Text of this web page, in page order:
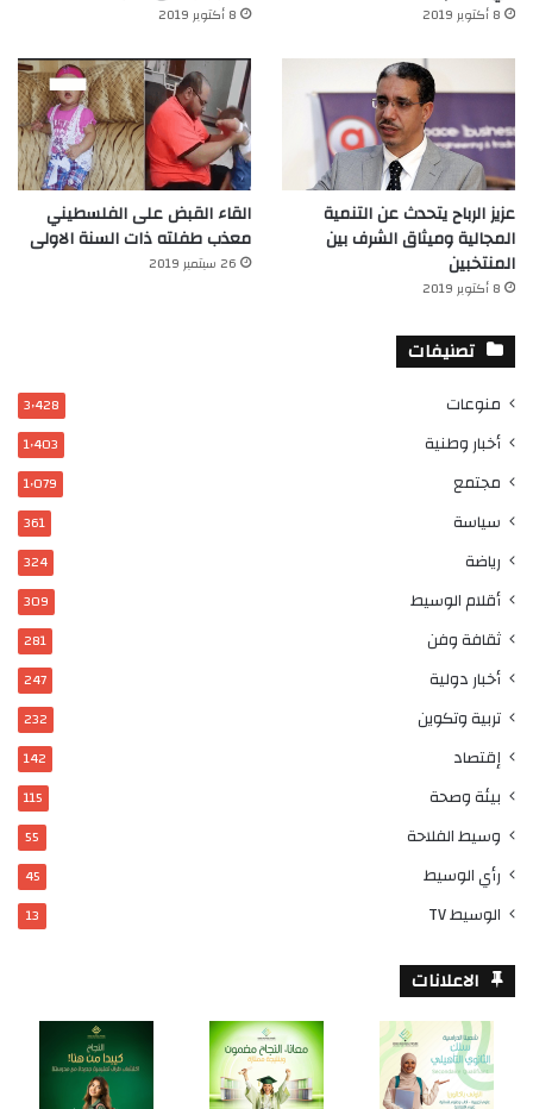
8 أكتوبر 2019 8 أكتوبر 2019
عزيز الرباح يتحدث عن التنمية
المجالية وميثاق الشرف بين
المنتخبين
8 أكتوبر 2019
القاء القبض على الفلسطيني
معذب طفلته ذات السنة الاولى
26 سبتمبر 2019
تصنيفات
منوعات 3٬428
أخبار وطنية 1٬403
مجتمع 1٬079
سياسة 361
رياضة 324
أقلام الوسيط 309
ثقافة وفن 281
أخبار دولية 247
تربية وتكوين 232
إقتصاد 142
بيئة وصحة 115
وسيط الفلاحة 55
رأي الوسيط 45
الوسيط TV 13
الاعلانات